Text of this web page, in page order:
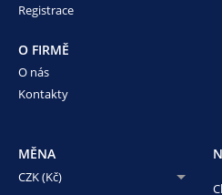
Registrace
O FIRMĚ
O nás
Kontakty
MĚNA
CZK (Kč)